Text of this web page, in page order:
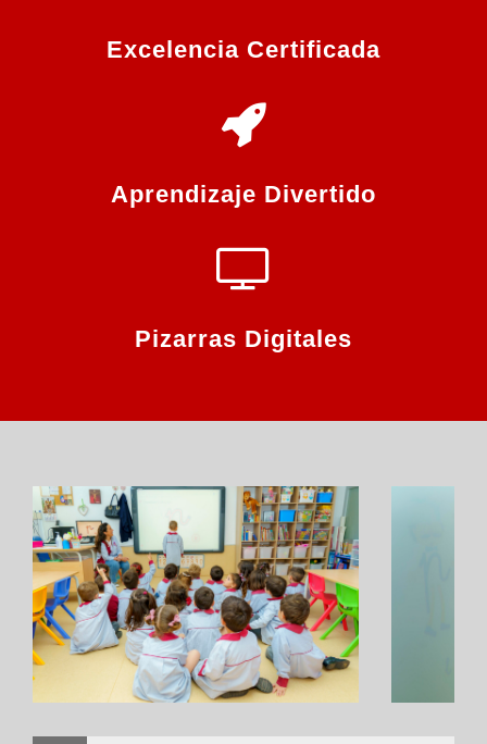
Excelencia Certificada
Aprendizaje Divertido
Pizarras Digitales